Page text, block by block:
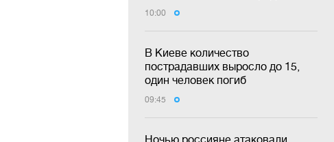
10:00
В Киеве количество
пострадавших выросло до 15,
один человек погиб
09:45
Ночью россияне атаковали